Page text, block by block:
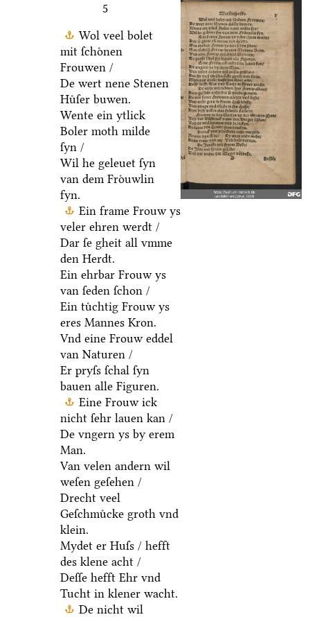
5
Wol veel bolet
mit ſchoͤnen
Frouwen /
De wert nene Stenen
Huͤſer buwen.
Wente ein ytlick
Boler moth milde
ſyn /
Wil he geleuet ſyn
van dem Froͤuwlin
fyn.
Ein frame Frouw ys
veler ehren werdt /
Dar ſe gheit all vmme
den Herdt.
Ein ehrbar Frouw ys
van ſeden ſchon /
Ein tuͤchtig Frouw ys
eres Mannes Kron.
Vnd eine Frouw eddel
van Naturen /
Er pryſs ſchal ſyn
bauen alle Figuren.
Eine Frouw ick
nicht ſehr lauen kan /
De vngern ys by erem
Man.
Van velen andern wil
weſen geſehen /
Drecht veel
Geſchmuͤcke groth vnd
klein.
Mydet er Huſs / hefft
des klene acht /
Deſſe hefft Ehr vnd
Tucht in klener wacht.
De nicht wil